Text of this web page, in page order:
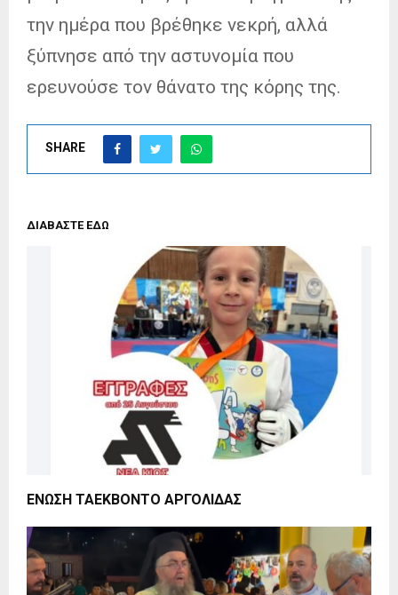
την ημέρα που βρέθηκε νεκρή, αλλά
ξύπνησε από την αστυνομία που
ερευνούσε τον θάνατο της κόρης της.
SHARE
ΔΙΑΒΑΣΤΕ ΕΔΩ
ΕΝΩΣΗ ΤΑΕΚΒΟΝΤΟ ΑΡΓΟΛΙΔΑΣ